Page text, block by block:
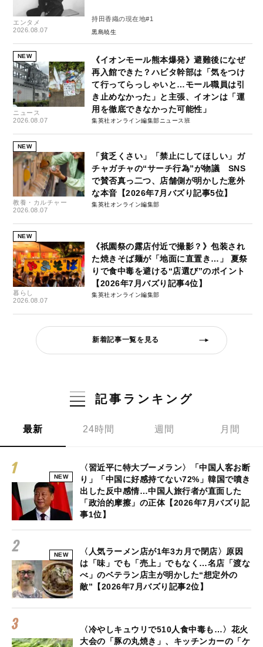
エンタメ
2026.08.07
持田香織の現在地#1
黒島暁生
NEW
ニュース
2026.08.07
《イオンモール熊本爆発》避難後になぜ
再入館できた？ハビタ幹部は「気をつけ
て行ってらっしゃいと…モール職員は引
き止めなかった」と主張、イオンは「運
用を徹底できなかった可能性」
集英社オンライン編集部ニュース班
NEW
教養・カルチャー
2026.08.07
「貧乏くさい」「禁止にしてほしい」ガ
チャガチャの“サーチ行為”が物議 SNS
で賛否真っ二つ、店舗側が明かした意外
な本音【2026年7月バズり記事5位】
集英社オンライン編集部
NEW
暮らし
2026.08.07
《祇園祭の露店付近で撮影？》包装され
た焼きそば麺が「地面に直置き…」 夏祭
りで食中毒を避ける“店選び”のポイント
【2026年7月バズり記事4位】
集英社オンライン編集部
新着記事一覧を見る
記事ランキング
最新 24時間 週間 月間
NEW
〈習近平に特大ブーメラン〉「中国人客お断
り」「中国に好感持てない72%」韓国で噴き
出した反中感情…中国人旅行者が直面した
「政治的摩擦」の正体【2026年7月バズり記
事1位】
NEW
〈人気ラーメン店が1年3カ月で閉店〉原因
は「味」でも「売上」でもなく…名店「渡な
べ」のベテラン店主が明かした“想定外の
敵”【2026年7月バズり記事2位】
〈冷やしキュウリで510人食中毒も…〉花火
大会の「豚の丸焼き」、キッチンカーの「ケ